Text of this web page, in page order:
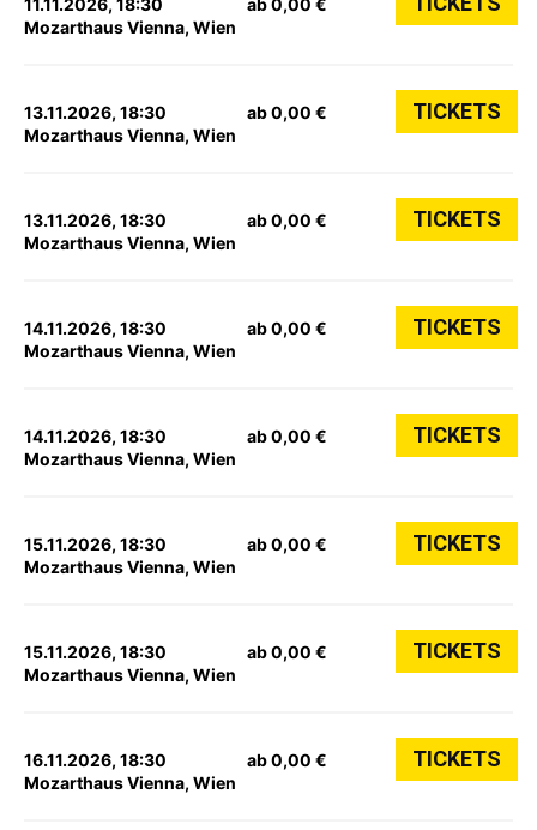
Mozarthaus Vienna, Wien
13.11.2026, 18:30
Mozarthaus Vienna, Wien
ab 0,00 € TICKETS
13.11.2026, 18:30
Mozarthaus Vienna, Wien
ab 0,00 € TICKETS
14.11.2026, 18:30
Mozarthaus Vienna, Wien
ab 0,00 € TICKETS
14.11.2026, 18:30
Mozarthaus Vienna, Wien
ab 0,00 € TICKETS
15.11.2026, 18:30
Mozarthaus Vienna, Wien
ab 0,00 € TICKETS
15.11.2026, 18:30
Mozarthaus Vienna, Wien
ab 0,00 € TICKETS
16.11.2026, 18:30
Mozarthaus Vienna, Wien
ab 0,00 € TICKETS